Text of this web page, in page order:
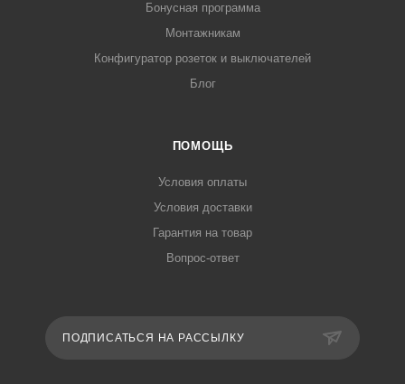
Бонусная программа
Монтажникам
Конфигуратор розеток и выключателей
Блог
ПОМОЩЬ
Условия оплаты
Условия доставки
Гарантия на товар
Вопрос-ответ
ПОДПИСАТЬСЯ НА РАССЫЛКУ